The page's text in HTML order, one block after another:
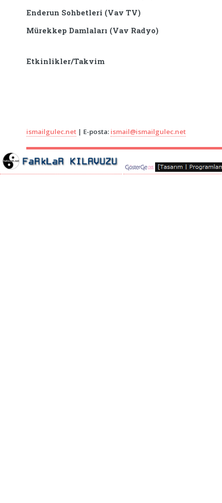
Enderun Sohbetleri (Vav TV)
Mürekkep Damlaları (Vav Radyo)
Etkinlikler/Takvim
ismailgulec.net | E-posta: ismail@ismailgulec.net